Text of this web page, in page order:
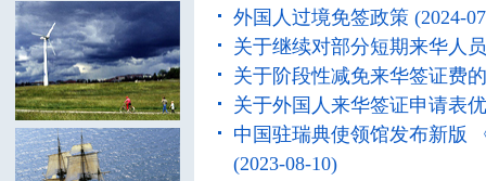
外国人过境免签政策 (2024-
关于继续对部分短期来华人
关于阶段性减免来华签证费
关于外国人来华签证申请表
中国驻瑞典使领馆发布新版
(2023-08-10)